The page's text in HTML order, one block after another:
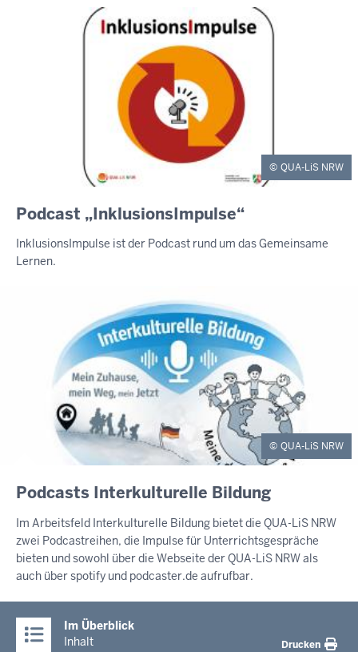
QUA-LiS NRW
Podcast „InklusionsImpulse“
InklusionsImpulse ist der Podcast rund um das Gemeinsame
Lernen.
QUA-LiS NRW
Podcasts Interkulturelle Bildung
Im Arbeitsfeld Interkulturelle Bildung bietet die QUA-LiS NRW
zwei Podcastreihen, die Impulse für Unterrichtsgespräche
bieten und sowohl über die Webseite der QUA-LiS NRW als
auch über spotify und podcaster.de aufrufbar.
Im Überblick
Inhalt
Drucken